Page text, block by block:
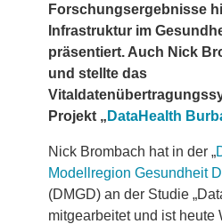
Forschungsergebnisse
Infrastruktur im
präsentiert. Auch Nick
und stellte das
Projekt „ DataHealth
Nick Brombach hat in der „
Modellregion Gesundheit
(DMGD) an der Studie
mitgearbeitet und ist heute